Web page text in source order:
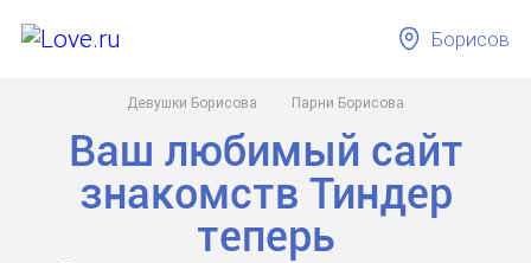
Девушки Борисова Парни Борисова
Борисов
Ваш любимый сайт
знакомств Тиндер
теперь